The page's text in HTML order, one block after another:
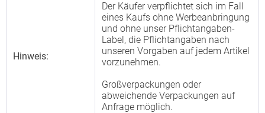
Hinweis:
Der Käufer verpflichtet sich im Fall
eines Kaufs ohne Werbeanbringung
und ohne unser Pflichtangaben-
Label, die Pflichtangaben nach
unseren Vorgaben auf jedem Artikel
vorzunehmen.
Großverpackungen oder
abweichende Verpackungen auf
Anfrage möglich.